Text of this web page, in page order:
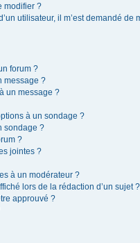
modifier ?
utilisateur, il m’est demandé de
forum ?
message ?
un message ?
à un sondage ?
sondage ?
?
jointes ?
à un modérateur ?
lors de la rédaction d’un sujet ?
approuvé ?